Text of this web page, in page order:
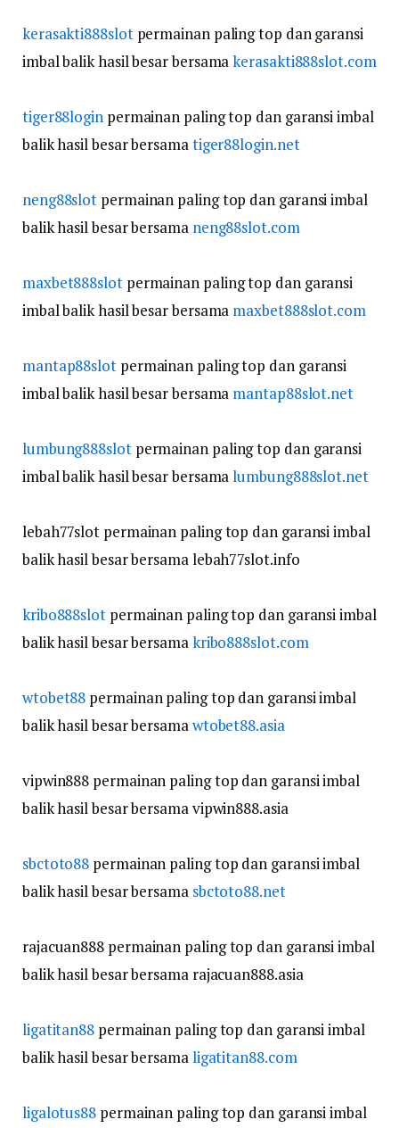
kerasakti888slotpermainan paling top dan garansi
imbal balik hasil besar bersamakerasakti888slot.com
tiger88loginpermainan paling top dan garansi imbal
balik hasil besar bersamatiger88login.net
neng88slot permainan paling top dan garansi imbal
balik hasil besar bersama neng88slot.com
maxbet888slotpermainan paling top dan garansi
imbal balik hasil besar bersama maxbet888slot.com
mantap88slotpermainan paling top dan garansi
imbal balik hasil besar bersama mantap88slot.net
lumbung888slotpermainan paling top dan garansi
imbal balik hasil besar bersamalumbung888slot.net
lebah77slot permainan paling top dan garansi imbal
balik hasil besar bersama lebah77slot.info
kribo888slotpermainan paling top dan garansi imbal
balik hasil besar bersamakribo888slot.com
wtobet88 permainan paling top dan garansi imbal
balik hasil besar bersamawtobet88.asia
vipwin888 permainan paling top dan garansi imbal
balik hasil besar bersama vipwin888.asia
sbctoto88 permainan paling top dan garansi imbal
balik hasil besar bersama sbctoto88.net
rajacuan888 permainan paling top dan garansi imbal
balik hasil besar bersama rajacuan888.asia
ligatitan88 permainan paling top dan garansi imbal
balik hasil besar bersamaligatitan88.com
ligalotus88 permainan paling top dan garansi imbal